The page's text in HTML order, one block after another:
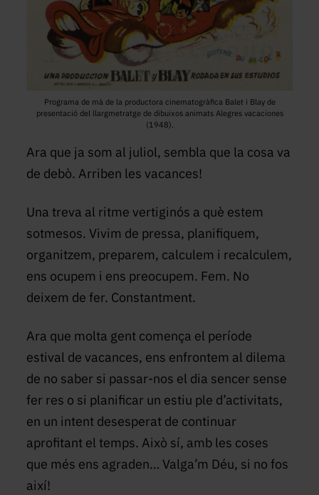
Programa de mà de la productora cinematogràfica Balet i Blay de
presentació del llargmetratge de dibuixos animats Alegres vacaciones
(1948).
Ara que ja som al juliol, sembla que la cosa va
de debò. Arriben les vacances!
Una treva al ritme vertiginós a què estem
sotmesos. Vivim de pressa, planifiquem,
organitzem, preparem, calculem i recalculem,
ens ocupem i ens preocupem. Fem. No
deixem de fer. Constantment.
Ara que molta gent comença el període
estival de vacances, ens enfrontem al dilema
de no saber si passar-nos el dia sencer sense
fer res o si planificar un estiu ple d’activitats,
en un intent desesperat de continuar
aprofitant el temps. Això sí, amb les coses
que més ens agraden… Valga’m Déu, si no fos
així!